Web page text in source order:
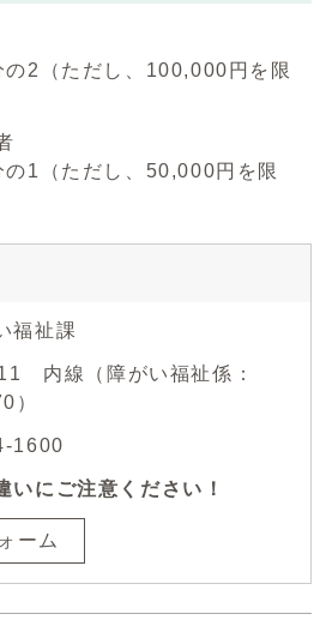
2（ただし、100,000円を限
1（ただし、50,000円を限
福祉課
内線（障がい福祉係：
）
1600
いにご注意ください！
ーム